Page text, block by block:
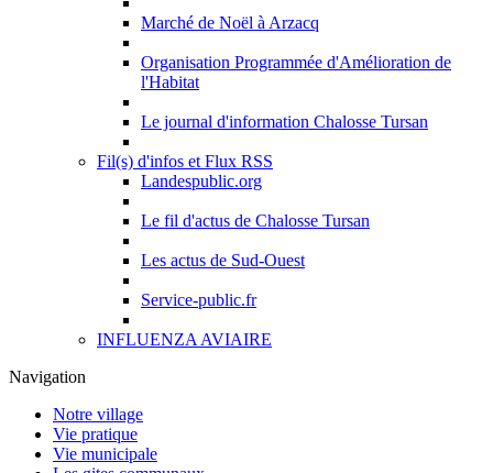
Marché de Noël à Arzacq
Organisation Programmée d'Amélioration de
l'Habitat
Le journal d'information Chalosse Tursan
Fil(s) d'infos et Flux RSS
Landespublic.org
Le fil d'actus de Chalosse Tursan
Les actus de Sud-Ouest
Service-public.fr
INFLUENZA AVIAIRE
Navigation
Notre village
Vie pratique
Vie municipale